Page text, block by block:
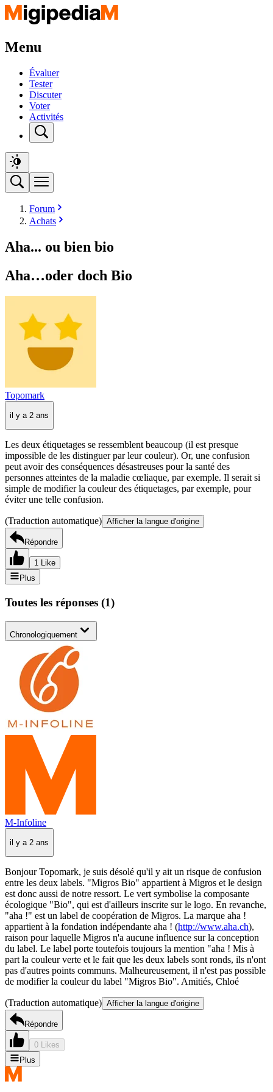
Menu
Évaluer
Tester
Discuter
Voter
Activités
Forum
Achats
Aha... ou bien bio
Aha…oder doch Bio
Topomark
il y a 2 ans
Les deux étiquetages se ressemblent beaucoup (il est presque
impossible de les distinguer par leur couleur). Or, une confusion
peut avoir des conséquences désastreuses pour la santé des
personnes atteintes de la maladie cœliaque, par exemple. Il serait si
simple de modifier la couleur des étiquetages, par exemple, pour
éviter une telle confusion.
(Traduction automatique) Afficher la langue d'origine
Répondre
1 Like
Plus
Toutes les réponses (1)
Chronologiquement
M-Infoline
il y a 2 ans
Bonjour Topomark, je suis désolé qu'il y ait un risque de confusion
entre les deux labels. "Migros Bio" appartient à Migros et le design
est donc aussi de notre ressort. Le vert symbolise la composante
écologique "Bio", qui est d'ailleurs inscrite sur le logo. En revanche,
"aha !" est un label de coopération de Migros. La marque aha !
appartient à la fondation indépendante aha ! (http://www.aha.ch),
raison pour laquelle Migros n'a aucune influence sur la conception
du label. Le label porte toutefois toujours la mention "aha ! Mis à
part la couleur verte et le fait que les deux labels sont ronds, ils n'ont
pas d'autres points communs. Malheureusement, il n'est pas possible
de modifier la couleur du label "Migros Bio". Amitiés, Chloé
(Traduction automatique) Afficher la langue d'origine
Répondre
0 Likes
Plus